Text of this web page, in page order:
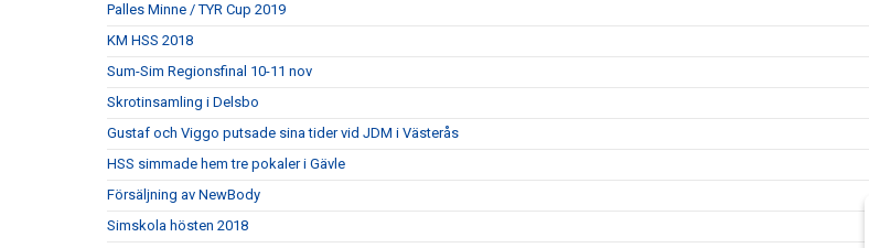
Palles Minne / TYR Cup 2019
KM HSS 2018
Sum-Sim Regionsfinal 10-11 nov
Skrotinsamling i Delsbo
Gustaf och Viggo putsade sina tider vid JDM i Västerås
HSS simmade hem tre pokaler i Gävle
Försäljning av NewBody
Simskola hösten 2018